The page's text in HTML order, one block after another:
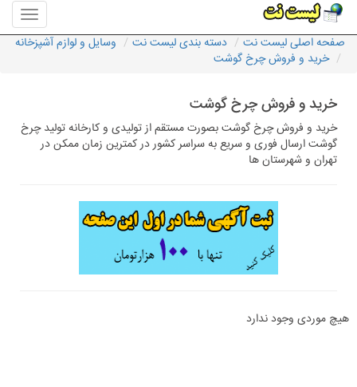
منوی
سایت
لیست
صفحه اصلی لیست نت دسته بندی لیست نت
وسایل و لوازم آشپزخانه
خرید و فروش چرخ گوشت
خرید و فروش چرخ گوشت
خرید و فروش چرخ گوشت بصورت مستقم از تولیدی و کارخانه تولید چرخ
گوشت ارسال فوری و سریع به سراسر کشور در کمترین زمان ممکن در
تهران و شهرستان ها
هیچ موردی وجود ندارد